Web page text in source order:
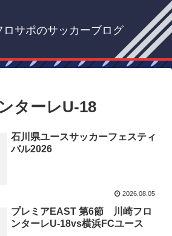
ロサポのサッカーブログ
ターレU-18
石川県ユースサッカーフェスティ
バル2026
2026.08.05
プレミアEAST 第6節 川崎フロ
ンターレU-18vs横浜FCユース